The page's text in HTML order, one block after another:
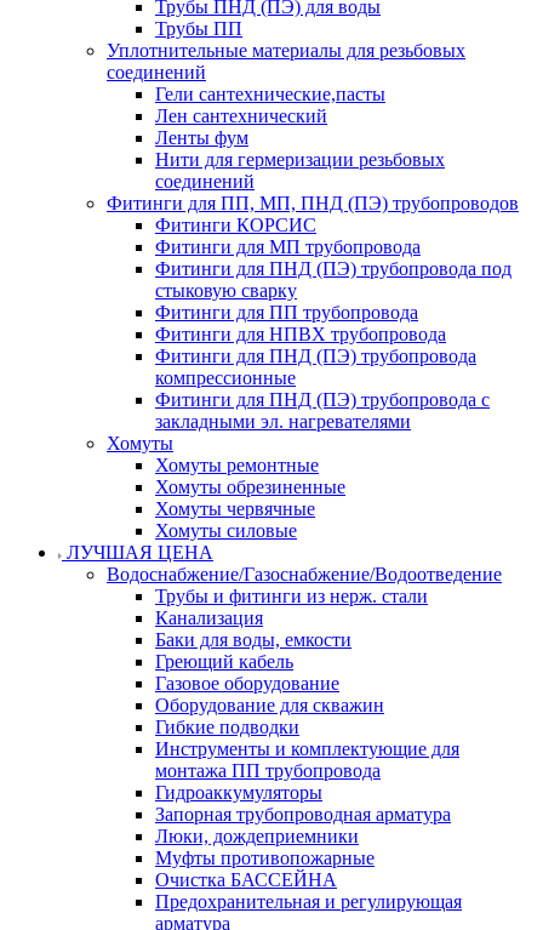
Трубы ПНД (ПЭ) для воды
Трубы ПП
Уплотнительные материалы для резьбовых
соединений
Гели сантехнические,пасты
Лен сантехнический
Ленты фум
Нити для гермеризации резьбовых
соединений
Фитинги для ПП, МП, ПНД (ПЭ) трубопроводов
Фитинги КОРСИС
Фитинги для МП трубопровода
Фитинги для ПНД (ПЭ) трубопровода под
стыковую сварку
Фитинги для ПП трубопровода
Фитинги для НПВХ трубопровода
Фитинги для ПНД (ПЭ) трубопровода
компрессионные
Фитинги для ПНД (ПЭ) трубопровода с
закладными эл. нагревателями
Хомуты
Хомуты ремонтные
Хомуты обрезиненные
Хомуты червячные
Хомуты силовые
ЛУЧШАЯ ЦЕНА
Водоснабжение/Газоснабжение/Водоотведение
Трубы и фитинги из нерж. стали
Канализация
Баки для воды, емкости
Греющий кабель
Газовое оборудование
Оборудование для скважин
Гибкие подводки
Инструменты и комплектующие для
монтажа ПП трубопровода
Гидроаккумуляторы
Запорная трубопроводная арматура
Люки, дождеприемники
Муфты противопожарные
Очистка БАССЕЙНА
Предохранительная и регулирующая
арматура